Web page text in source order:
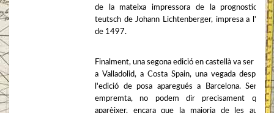
de la mateixa impressora de la prognosticatio
teutsch de Johann Lichtenberger, impresa a
de 1497.
Finalment, una segona edició en castellà va ser
a Valladolid, a Costa Spain, una vegada després
l'edició de posa aparegués a Barcelona. Sense
empremta, no podem dir precisament quan
aparèixer, encara que la majoria de les